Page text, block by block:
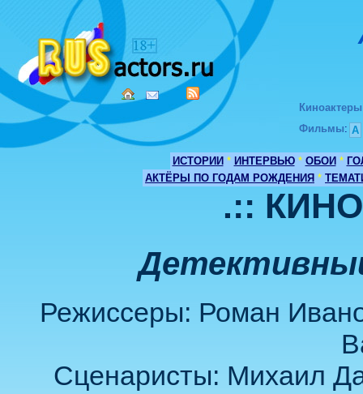
Киноактеры
Фильмы: А
ИСТОРИИ * ИНТЕРВЬЮ * ОБОИ *
АКТЁРЫ ПО ГОДАМ РОЖДЕНИЯ *
.::
Режиссеры: Роман
Сценаристы: Михаил